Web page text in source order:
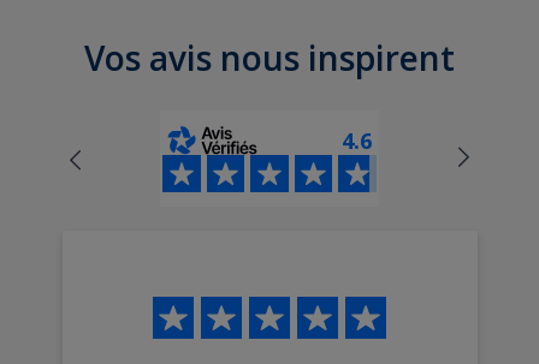
Vos avis nous inspirent
4.6